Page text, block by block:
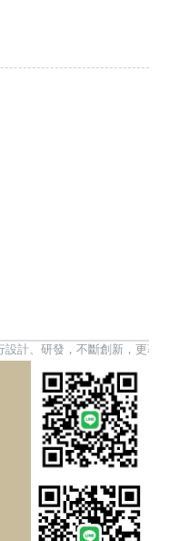
研發，不斷創新，更著重產